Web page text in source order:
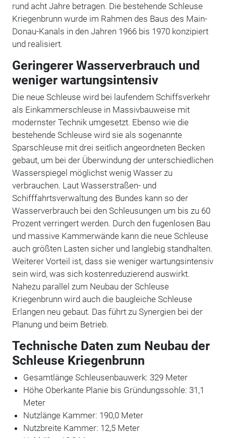
rund acht Jahre betragen. Die bestehende Schleuse
Kriegenbrunn wurde im Rahmen des Baus des Main-
Donau-Kanals in den Jahren 1966 bis 1970 konzipiert
und realisiert.
Geringerer Wasserverbrauch und
weniger wartungsintensiv
Die neue Schleuse wird bei laufendem Schiffsverkehr
als Einkammerschleuse in Massivbauweise mit
modernster Technik umgesetzt. Ebenso wie die
bestehende Schleuse wird sie als sogenannte
Sparschleuse mit drei seitlich angeordneten Becken
gebaut, um bei der Überwindung der unterschiedlichen
Wasserspiegel möglichst wenig Wasser zu
verbrauchen. Laut Wasserstraßen- und
Schifffahrtsverwaltung des Bundes kann so der
Wasserverbrauch bei den Schleusungen um bis zu 60
Prozent verringert werden. Durch den fugenlosen Bau
und massive Kammerwände kann die neue Schleuse
auch größten Lasten sicher und langlebig standhalten.
Weiterer Vorteil ist, dass sie weniger wartungsintensiv
sein wird, was sich kostenreduzierend auswirkt.
Nahezu parallel zum Neubau der Schleuse
Kriegenbrunn wird auch die baugleiche Schleuse
Erlangen neu gebaut. Das führt zu Synergien bei der
Planung und beim Betrieb.
Technische Daten zum Neubau der
Schleuse Kriegenbrunn
Gesamtlänge Schleusenbauwerk: 329 Meter
Höhe Oberkante Planie bis Gründungssohle: 31,1
Meter
Nutzlänge Kammer: 190,0 Meter
Nutzbreite Kammer: 12,5 Meter